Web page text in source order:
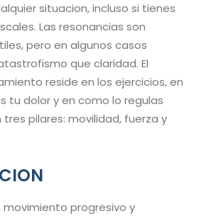
situacion, incluso si tienes
Las resonancias son
pero en algunos casos
que claridad. El
reside en los ejercicios, en
tu dolor y en como lo regulas
pilares: movilidad, fuerza y
movimiento progresivo y